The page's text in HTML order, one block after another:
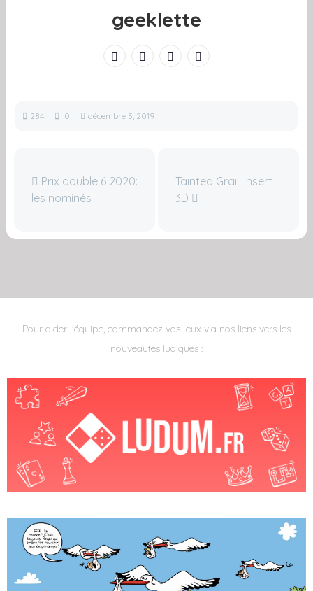
geeklette
284 0 décembre 3, 2019
Prix double 6 2020:
les nominés
Tainted Grail: insert
3D
Pour aider l'équipe, commandez vos jeux via nos liens vers les
nouveautés ludiques :